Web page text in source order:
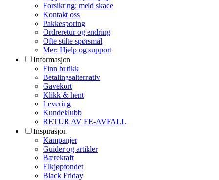
Forsikring: meld skade
Kontakt oss
Pakkesporing
Ordreretur og endring
Ofte stilte spørsmål
Mer: Hjelp og support
Informasjon
Finn butikk
Betalingsalternativ
Gavekort
Klikk & hent
Levering
Kundeklubb
RETUR AV EE-AVFALL
Inspirasjon
Kampanjer
Guider og artikler
Bærekraft
Elkjøpfondet
Black Friday